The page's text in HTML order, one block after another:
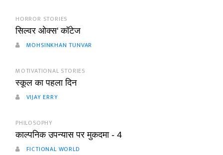
HORROR STORIES
सिल्वर ओक्स' कॉटेज
MOHSINKHAN TUNVAR
MOTIVATIONAL STORIES
स्कूल का पहला दिन
VIJAY ERRY
PHILOSOPHY
काल्पनिक उपन्यास पर मुकदमा - 4
FICTIONAL WORLD